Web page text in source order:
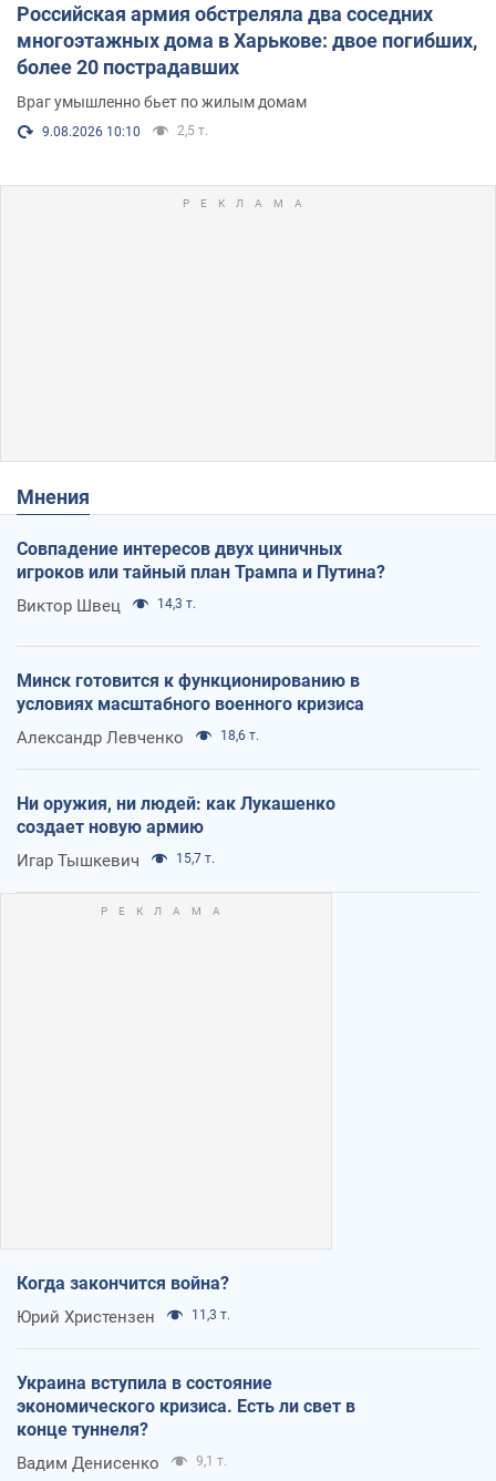
Российская армия обстреляла два соседних
многоэтажных дома в Харькове: двое погибших,
более 20 пострадавших
Враг умышленно бьет по жилым домам
9.08.2026 10:10 2,5 т.
Мнения
Совпадение интересов двух циничных
игроков или тайный план Трампа и Путина?
Виктор Швец 14,3 т.
Минск готовится к функционированию в
условиях масштабного военного кризиса
Александр Левченко 18,6 т.
Ни оружия, ни людей: как Лукашенко
создает новую армию
Игар Тышкевич 15,7 т.
Когда закончится война?
Юрий Христензен 11,3 т.
Украина вступила в состояние
экономического кризиса. Есть ли свет в
конце туннеля?
Вадим Денисенко 9,1 т.